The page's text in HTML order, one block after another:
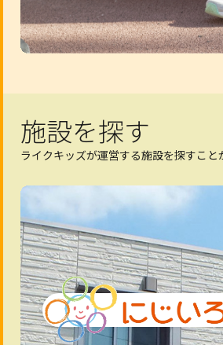
施設を探す
ライクキッズが運営する施設を探すこと